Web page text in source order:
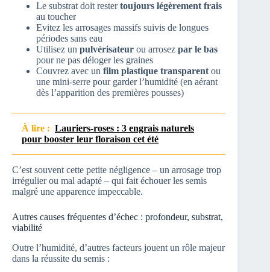
Le substrat doit restertoujours légèrement frais
au toucher
Evitez les arrosages massifs suivis de longues
périodes sans eau
Utilisez un pulvérisateur ou arrosez par le bas
pour ne pas déloger les graines
Couvrez avec un film plastique transparent ou
une mini-serre pour garder l’humidité (en aérant
dès l’apparition des premières pousses)
À lire : Lauriers-roses : 3 engrais naturels
pour booster leur floraison cet été
C’est souvent cette petite négligence – un arrosage trop
irrégulier ou mal adapté – qui fait échouer les semis
malgré une apparence impeccable.
Autres causes fréquentes d’échec : profondeur, substrat,
viabilité
Outre l’humidité, d’autres facteurs jouent un rôle majeur
dans la réussite du semis :